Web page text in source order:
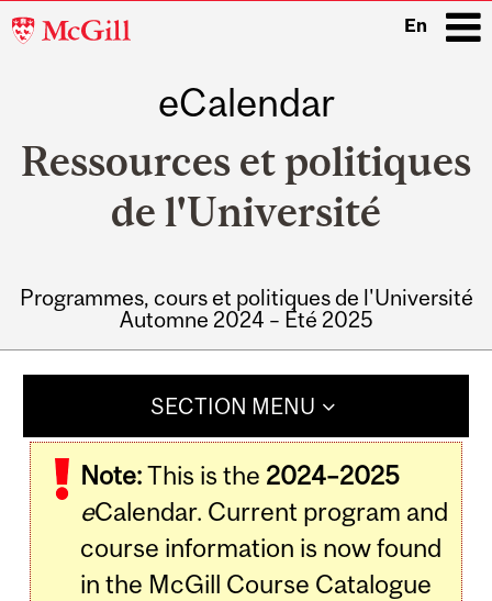
McGill
En
eCalendar
Ressources et politiques
de l'Université
Programmes, cours et politiques de l'Université
Automne 2024 – Été 2025
SECTION MENU
Note:This is the 2024–2025
eCalendar. Current program and
course information is now found
in the McGill Course Catalogue